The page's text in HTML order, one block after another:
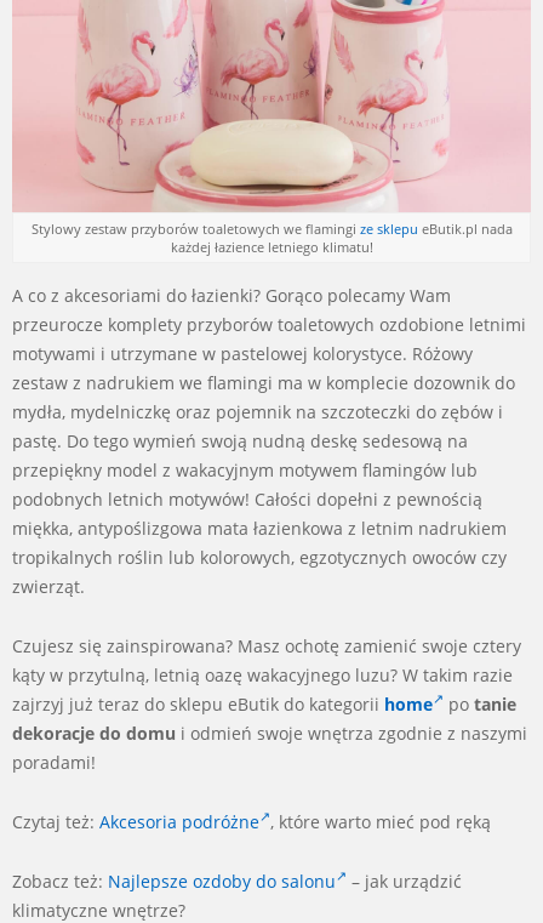
Stylowy zestaw przyborów toaletowych we flamingi ze sklepu eButik.pl nada
każdej łazience letniego klimatu!
A co z akcesoriami do łazienki? Gorąco polecamy Wam
przeurocze komplety przyborów toaletowych ozdobione letnimi
motywami i utrzymane w pastelowej kolorystyce. Różowy
zestaw z nadrukiem we flamingi ma w komplecie dozownik do
mydła, mydelniczkę oraz pojemnik na szczoteczki do zębów i
pastę. Do tego wymień swoją nudną deskę sedesową na
przepiękny model z wakacyjnym motywem flamingów lub
podobnych letnich motywów! Całości dopełni z pewnością
miękka, antypoślizgowa mata łazienkowa z letnim nadrukiem
tropikalnych roślin lub kolorowych, egzotycznych owoców czy
zwierząt.
Czujesz się zainspirowana? Masz ochotę zamienić swoje cztery
kąty w przytulną, letnią oazę wakacyjnego luzu? W takim razie
zajrzyj już teraz do sklepu eButik do kategorii home po tanie
dekoracje do domu i odmień swoje wnętrza zgodnie z naszymi
poradami!
Czytaj też: Akcesoria podróżne , które warto mieć pod ręką
Zobacz też: Najlepsze ozdoby do salonu
– jak urządzić
klimatyczne wnętrze?